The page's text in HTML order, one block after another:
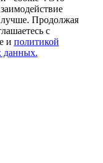
лучше. Продолжая
с
и политикой
данных.